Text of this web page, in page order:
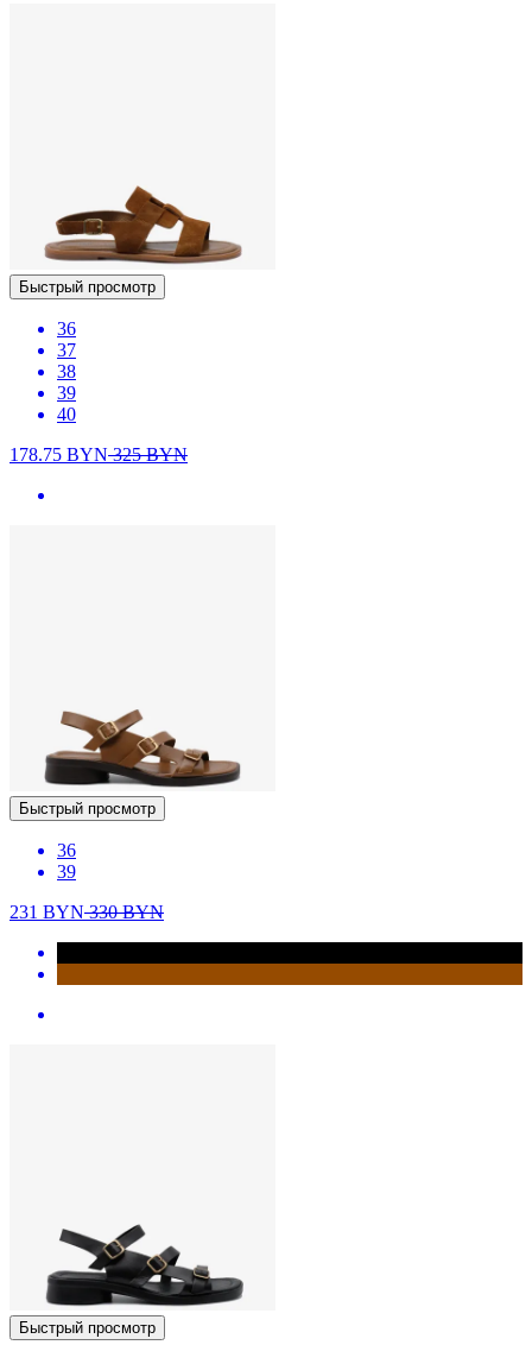
Быстрый просмотр
36
37
38
39
40
178.75 BYN325BYN
Быстрый просмотр
36
39
231 BYN330BYN
Быстрый просмотр